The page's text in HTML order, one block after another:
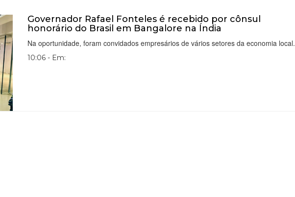
Governador Rafael Fonteles é recebido por cônsul
honorário do Brasil em Bangalore na Índia
Na oportunidade, foram convidados empresários de vários setores da economia local.
10:06 - Em: